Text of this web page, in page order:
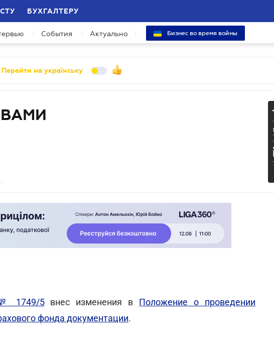
БУХГАЛТЕРУ
События Актуально Бизнес во время войны
Перейти на українську
№ 1749/5внес изменения в Положение о проведении
фонда документации.